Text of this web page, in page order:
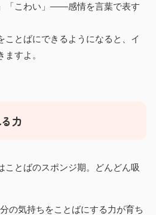
「こわい」——感情を言葉で表す
ことばにできるようになると、イ
すよ。
力
ことばのスポンジ期。どんどん吸
の気持ちをことばにする力が育ち